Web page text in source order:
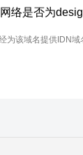
络是否为
为该域名提供IDN域